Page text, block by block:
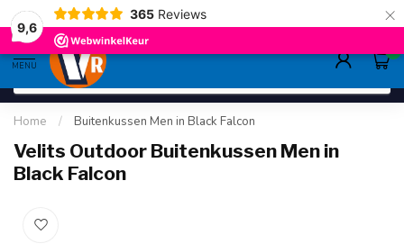
9,6
365 Reviews ×
deskundig adviessinds 1948 ruim
MENU
0
Home / Buitenkussen Men in Black Falcon
Velits Outdoor Buitenkussen Men in
Black Falcon